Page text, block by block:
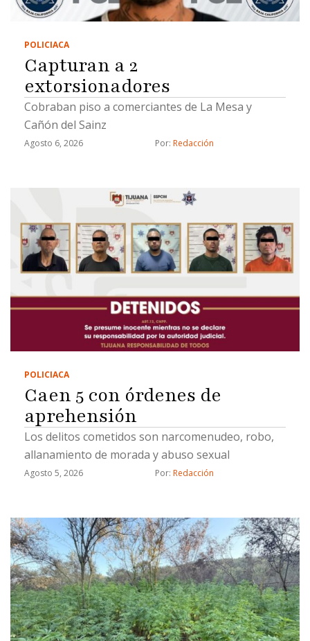
POLICIACA
Capturan a 2
extorsionadores
Cobraban piso a comerciantes de La Mesa y
Cañón del Sainz
Agosto 6, 2026 Por: Redacción
POLICIACA
Caen 5 con órdenes de
aprehensión
Los delitos cometidos son narcomenudeo, robo,
allanamiento de morada y abuso sexual
Agosto 5, 2026 Por: Redacción